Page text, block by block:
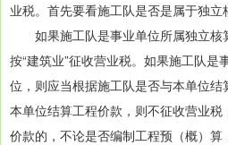
业税。首先要看施工队是否是属于独立
如果施工队是事业单位所属独立核
按“建筑业”征收营业税。如果施工队是
位，则应当根据施工队是否与本单位
本单位结算工程价款，则不征收营业
价款的，不论是否编制工程预（概）